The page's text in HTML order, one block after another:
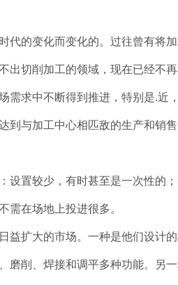
斜床身数控车床 TNC-400高速
的变化而变化的。过往曾有将
出切削加工的领域，现在已经不
需求中不断得到推进，特别是.近
到与加工中心相匹敌的生产和销售
置较少，有时甚至是一次性的
需在场地上投进很多。
益扩大的市场。一种是他们设计
磨削、焊接和调平多种功能。另